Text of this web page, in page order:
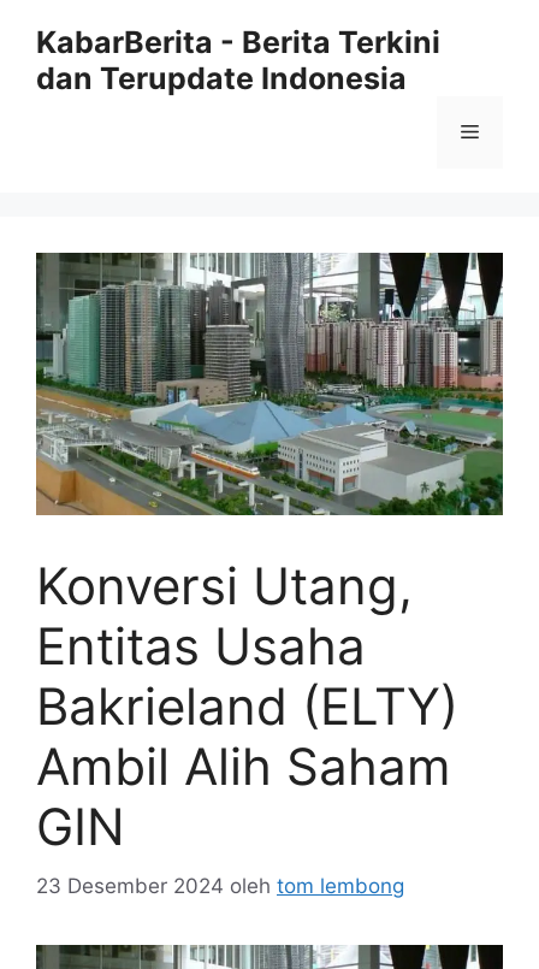
KabarBerita - Berita Terkini
dan Terupdate Indonesia
Menu
Konversi Utang,
Entitas Usaha
Bakrieland (ELTY)
Ambil Alih Saham
GIN
23 Desember 2024 oleh tom lembong